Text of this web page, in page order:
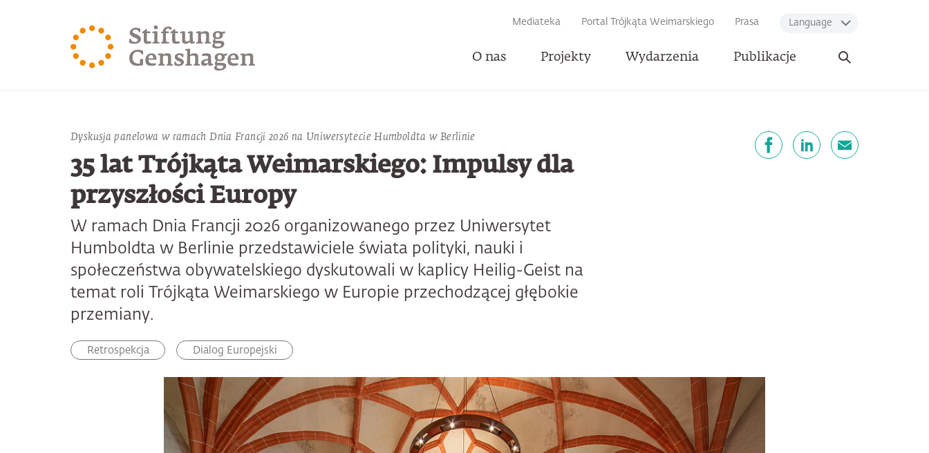
Mediateka Portal Trójkąta Weimarskiego Prasa Language
O nas Projekty Wydarzenia Publikacje
Otwórz
wyszukiwarkę
Dyskusja panelowa w ramach Dnia Francji 2026 na Uniwersytecie Humboldta w Berlinie
35 lat Trójkąta Weimarskiego: Impulsy dla
przyszłości Europy
W ramach Dnia Francji 2026 organizowanego przez Uniwersytet
Humboldta w Berlinie przedstawiciele świata polityki, nauki i
społeczeństwa obywatelskiego dyskutowali w kaplicy Heilig-Geist na
temat roli Trójkąta Weimarskiego w Europie przechodzącej głębokie
przemiany.
Retrospekcja Dialog Europejski